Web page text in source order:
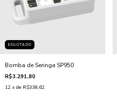
ESGOTADO
Bomba de Seringa SP950
R$3.291,80
12 x de R$338,62